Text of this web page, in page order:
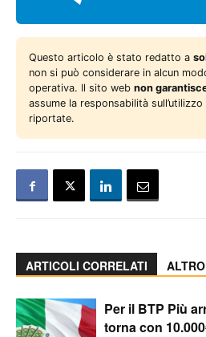
Questo articolo è stato redatto a
non si può considerare in alcun
operativa. Il sito web non
assume la responsabilità
riportate.
ARTICOLI CORRELATI
Per il BTP Più
torna con